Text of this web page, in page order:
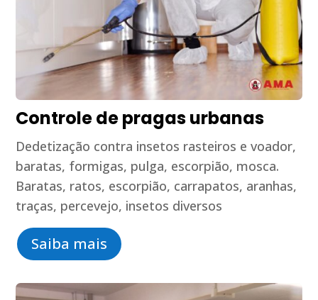
Controle de pragas urbanas
Dedetização contra insetos rasteiros e voador,
baratas, formigas, pulga, escorpião, mosca.
Baratas, ratos, escorpião, carrapatos, aranhas,
traças, percevejo, insetos diversos
Saiba mais